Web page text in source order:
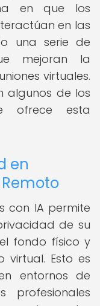
en que los
en las
una serie de
mejoran la
virtuales.
algunos de los
ofrece esta
en
con IA permite
de su
fondo físico y
virtual. Esto es
entornos de
profesionales